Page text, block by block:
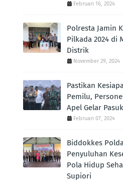
Februari 16, 2024
Polresta Jamin
Pilkada 2024 di
Distrik
November 29, 2024
Pastikan
Pemilu,
Apel Gelar
Februari 07, 2024
Biddokkes
Penyuluhan
Pola Hidup
Supiori